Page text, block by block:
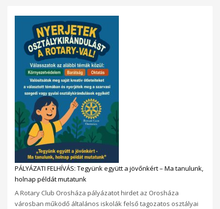
PÁLYÁZATI FELHÍVÁS: Tegyünk együtt a jövőnkért – Ma tanulunk,
holnap példát mutatunk
A Rotary Club Orosháza pályázatot hirdet az Orosháza
városban működő általános iskolák felső tagozatos osztályai